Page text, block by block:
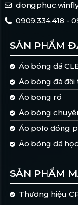
0909.334.418 -
SẢN PHẨM
Áo bóng đá
Áo bóng đá đội
Áo bóng rổ
Áo bóng
Áo polo đồng
Áo bóng đá
SẢN PHẨM
Thương hiệu